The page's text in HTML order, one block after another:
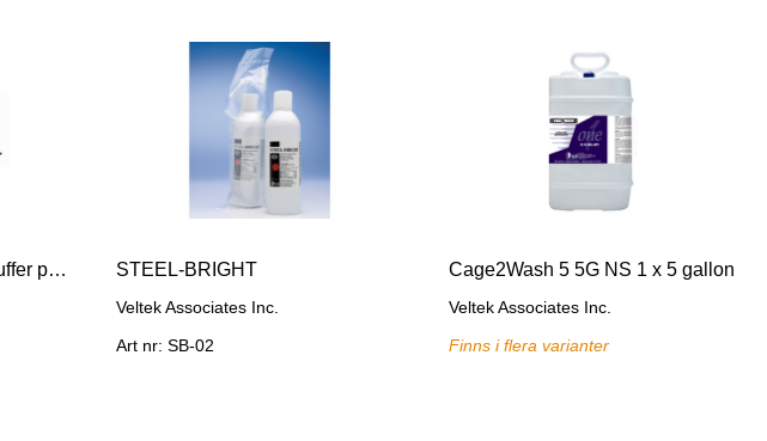
Steri-Buffer Phosphate Buffer pH 7.2 +0.2 STEEL-BRIGHT
Veltek Associates Inc.
Art nr: SB-02
Cage2Wash 5 5G NS 1 x 5 gallon
Veltek Associates Inc.
Finns i flera varianter